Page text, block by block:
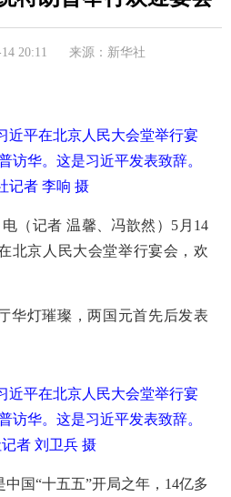
20:11 来源：新华社
近平在北京人民大会堂举行宴
访华。这是习近平发表致辞。
记者 李响 摄
（记者 温馨、冯歆然）5月14
北京人民大会堂举行宴会，欢
华灯璀璨，两国元首先后发表
近平在北京人民大会堂举行宴
访华。这是习近平发表致辞。
者 刘卫兵 摄
国“十五五”开局之年，14亿多